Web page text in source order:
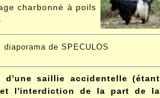
charbonné à poils
diaporama de SPECULOS
d'une saillie accidentelle (étant
l'interdiction de la part de la